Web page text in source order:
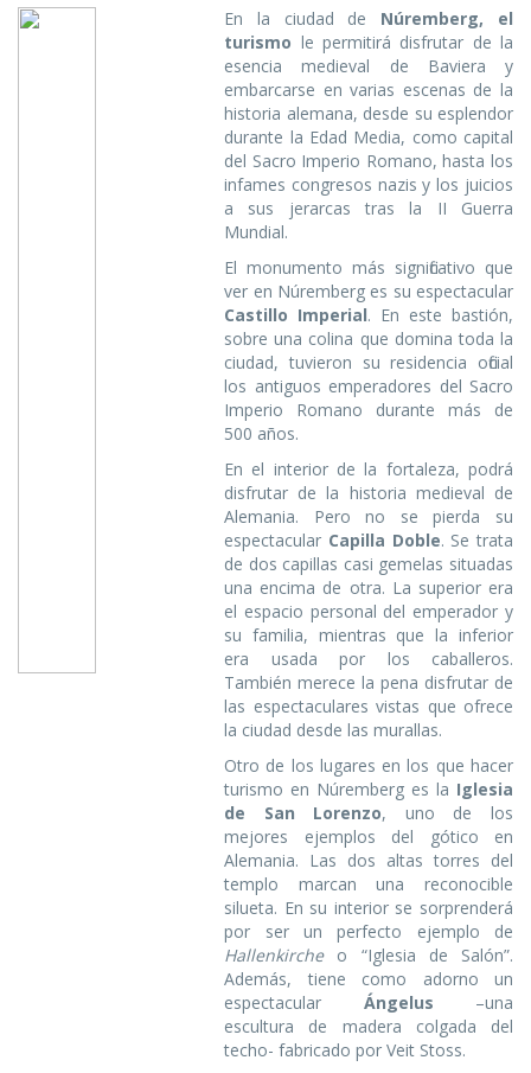
En la ciudad de Núremberg, el
turismo le permitirá disfrutar de la
esencia medieval de Baviera y
embarcarse en varias escenas de la
historia alemana, desde su esplendor
durante la Edad Media, como capital
del Sacro Imperio Romano, hasta los
infames congresos nazis y los juicios
a sus jerarcas tras la II Guerra
Mundial.
El monumento más significativo que
ver en Núremberg es su espectacular
Castillo Imperial. En este bastión,
sobre una colina que domina toda la
ciudad, tuvieron su residencia oficial
los antiguos emperadores del Sacro
Imperio Romano durante más de
500 años.
En el interior de la fortaleza, podrá
disfrutar de la historia medieval de
Alemania. Pero no se pierda su
espectacular Capilla Doble. Se trata
de dos capillas casi gemelas situadas
una encima de otra. La superior era
el espacio personal del emperador y
su familia, mientras que la inferior
era usada por los caballeros.
También merece la pena disfrutar de
las espectaculares vistas que ofrece
la ciudad desde las murallas.
Otro de los lugares en los que hacer
turismo en Núremberg es la Iglesia
de San Lorenzo, uno de los
mejores ejemplos del gótico en
Alemania. Las dos altas torres del
templo marcan una reconocible
silueta. En su interior se sorprenderá
por ser un perfecto ejemplo de
Hallenkircheo “Iglesia de Salón”.
Además, tiene como adorno un
espectacular Ángelus –una
escultura de madera colgada del
techo- fabricado por Veit Stoss.